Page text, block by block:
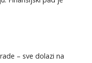
– sve dolazi na